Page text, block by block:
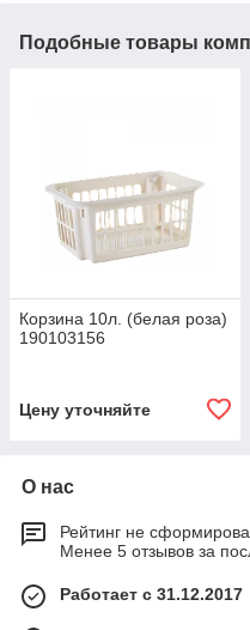
Подобные товары
Корзина 10л. (белая роза)
190103156
Цену уточняйте
О нас
Рейтинг не
Менее 5 отзывов за
Работает с 31.12.2017